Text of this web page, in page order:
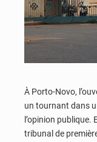
À Porto-Novo,
un tournant dans
l’opinion publique.
tribunal de